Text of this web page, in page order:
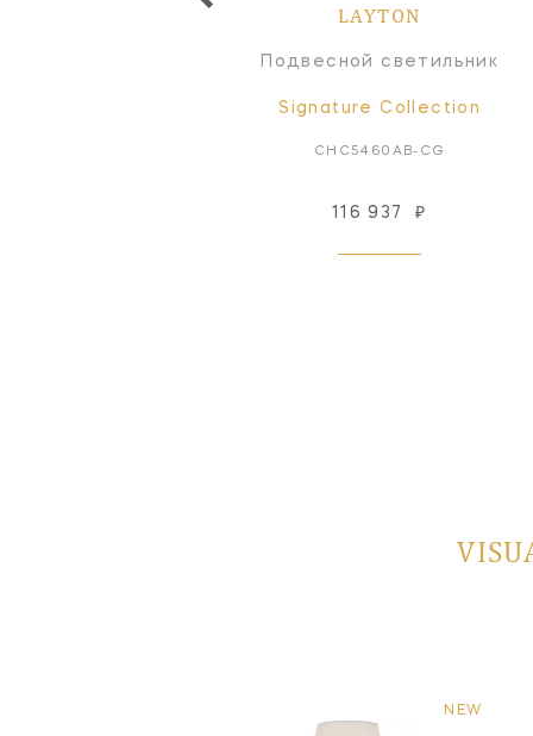
LAYTON
Подвесной светильник
Signature Collection
CHC5460AB-CG
116 937 ₽
NEW